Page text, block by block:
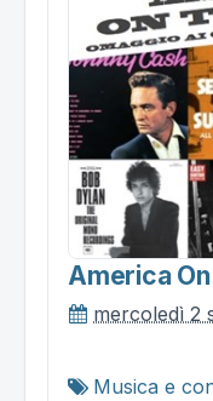
America On
mercoledì 2
Musica e